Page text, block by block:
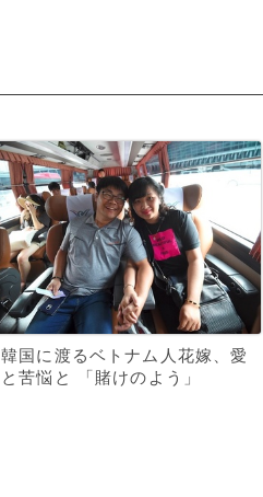
韓国に渡るベトナム人花嫁、愛
と苦悩と 「賭けのよう」